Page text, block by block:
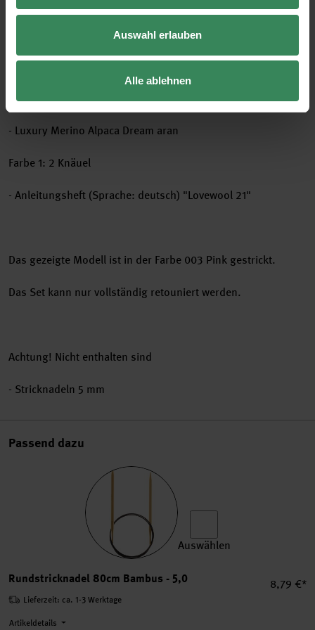
Auswahl erlauben
Alle ablehnen
Material
- Luxury Merino Alpaca Dream aran
Farbe 1: 2 Knäuel
- Anleitungsheft (Sprache: deutsch) "Lovewool 21"
Das gezeigte Modell ist in der Farbe 003 Pink gestrickt.
Das Set kann nur vollständig retouniert werden.
Achtung! Nicht enthalten sind
- Stricknadeln 5 mm
Passend dazu
Auswählen
Rundstricknadel 80cm Bambus - 5,0
8,79 €*
Lieferzeit: ca. 1-3 Werktage
Artikeldetails